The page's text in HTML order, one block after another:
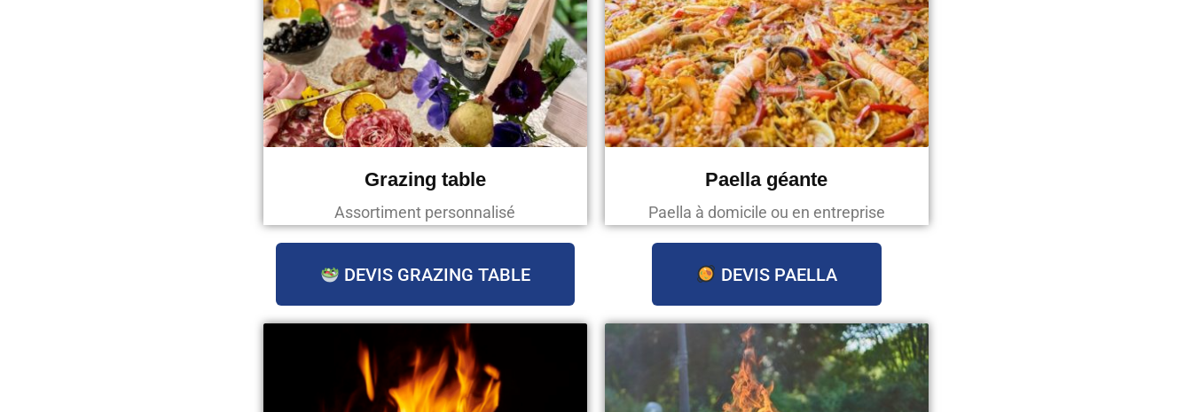
Grazing table
Assortiment personnalisé
DEVIS GRAZING TABLE
Paella géante
Paella à domicile ou en entreprise
DEVIS PAELLA